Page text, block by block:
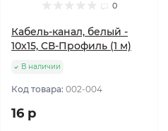
0
Кабель-канал, белый -
10х15, CВ-Профиль (1 м)
В наличии
Код товара: 002-004
16 р